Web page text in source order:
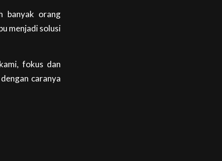
banyak orang
menjadi solusi
fokus dan
caranya